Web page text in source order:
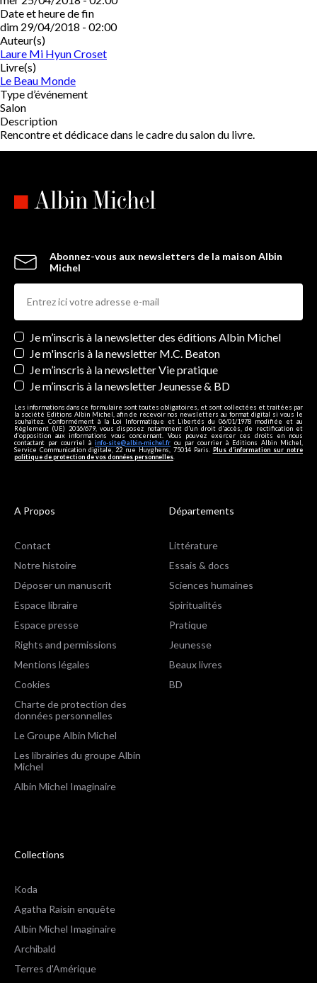
Date et heure de fin
dim 29/04/2018 - 02:00
Auteur(s)
Laure Mi Hyun Croset
Livre(s)
Le Beau Monde
Type d’événement
Salon
Description
Rencontre et dédicace dans le cadre du salon du livre.
Abonnez-vous aux newsletters de la maison Albin
Michel
Newsletters
Je m’inscris à la newsletter des éditions Albin Michel
Je m'inscris à la newsletter M.C. Beaton
Je m’inscris à la newsletter Vie pratique
Je m’inscris à la newsletter Jeunesse & BD
Les informations dans ce formulaire sont toutes obligatoires, et sont collectées et traitées par
la société Editions Albin Michel, afin de recevoir nos newsletters au format digital si vous le
souhaitez. Conformément à la Loi Informatique et Libertés du 06/01/1978 modifiée et au
Règlement (UE) 2016/679, vous disposez notamment d'un droit d'accès, de rectification et
d’opposition aux informations vous concernant. Vous pouvez exercer ces droits en nous
contactant par courriel à info-site@albin-michel.fr ou par courrier à Editions Albin Michel,
Service Communication digitale, 22 rue Huyghens, 75014 Paris. Plus d’information sur notre
politique de protection de vos données personnelles
A Propos
Contact
Notre histoire
Déposer un manuscrit
Espace libraire
Espace presse
Rights and permissions
Mentions légales
Cookies
Charte de protection des
données personnelles
Le Groupe Albin Michel
Les librairies du groupe Albin
Michel
Albin Michel Imaginaire
Départements
Littérature
Essais & docs
Sciences humaines
Spiritualités
Pratique
Jeunesse
Beaux livres
BD
Collections
Koda
Agatha Raisin enquête
Albin Michel Imaginaire
Archibald
Terres d'Amérique